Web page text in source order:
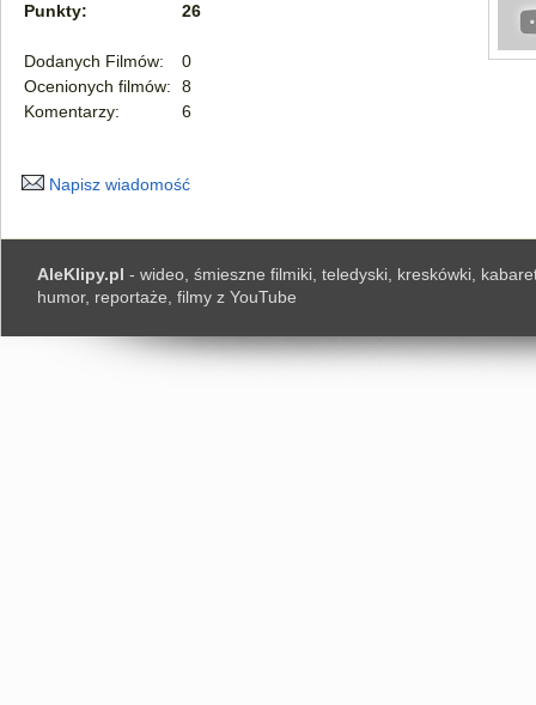
Punkty: 26
Dodanych Filmów:
0
Ocenionych filmów:
8
Komentarzy:
6
Napisz wiadomość
AleKlipy.pl - wideo, śmieszne filmiki, teledyski, kreskówki,
humor, reportaże, filmy z YouTube